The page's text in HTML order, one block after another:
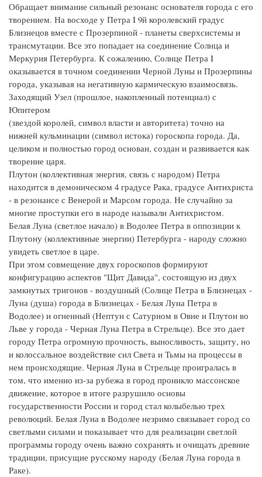
Обращает внимание сильный резонанс основателя города с его
творением. На восходе у Петра I 9й королевский градус
Близнецов вместе с Прозерпиной - планеты сверхсистемы и
трансмутации. Все это попадает на соединение Солнца и
Меркурия Петербурга. К сожалению, Солнце Петра I
оказывается в точном соединении Черной Луны и Прозерпины
города, указывая на негативную кармическую взаимосвязь.
Заходящий Узел (прошлое, накопленный потенциал) с
Юпитером
(звездой королей, символ власти и авторитета) точно на
нижней кульминации (символ истока) гороскопа города. Да,
целиком и полностью город основан, создан и развивается как
творение царя.
Плутон (коллективная энергия, связь с народом) Петра
находится в демоническом 4 градусе Рака, градусе Антихриста
- в резонансе с Венерой и Марсом города. Не случайно за
многие проступки его в народе называли Антихристом.
Белая Луна (светлое начало) в Водолее Петра в оппозиции к
Плутону (коллективные энергии) Петербурга - народу сложно
увидеть светлое в царе.
При этом совмещение двух гороскопов формируют
конфигурацию аспектов "Щит Давида", состоящую из двух
замкнутых тригонов - воздушный (Солнце Петра в Близнецах -
Луна (душа) города в Близнецах - Белая Луна Петра в
Водолее) и огненный (Нептун с Сатурном в Овне и Плутон во
Льве у города - Черная Луна Петра в Стрельце). Все это дает
городу Петра огромную прочность, выносливость, защиту, но
и колоссальное воздействие сил Света и Тьмы на процессы в
нем происходящие. Черная Луна в Стрельце проигралась в
том, что именно из-за рубежа в город проникло массонское
движение, которое в итоге разрушило основы
государственности России и город стал колыбелью трех
революций. Белая Луна в Водолее незримо связывает город со
светлыми силами и показывает что для реализации светлой
программы городу очень важно сохранять и очищать древние
традиции, присущие русскому народу (Белая Луна города в
Раке).